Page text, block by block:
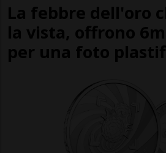
La febbre dell'oro
la vista, offrono
per una foto